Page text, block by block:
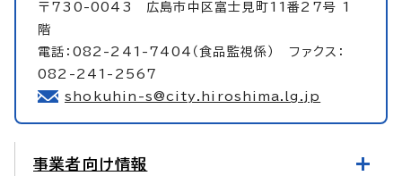
〒730-0043 広島市中区富士見町11番27号 1
階
電話：082-241-7404（食品監視係） ファクス：
082-241-2567
shokuhin-s@city.hiroshima.lg.jp
事業者向け情報